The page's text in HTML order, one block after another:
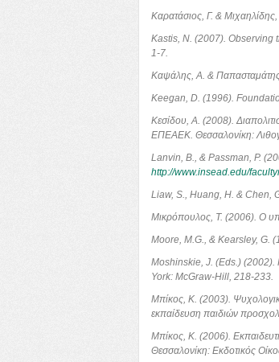
Καρατάσιος, Γ. &
Kastis, N. (2007). Observing
1-7.
Καψάλης, Α. & Παπασταμάτης,
Keegan, D. (1996).
Κεσίδου, Α. (2008).
ΕΠΕΑΕΚ. Θεσσαλονίκη:
Lanvin, B., & Passman, P.
http://www.insead.edu/
Liaw, S., Huang, H. & Chen,
Μικρόπουλος, Τ. (2006). Ο
Moore, M.G., & Kearsley, G.
Moshinskie, J. (Eds.)
York: McGraw-Hill, 218-233.
Μπίκος, Κ. (2003).
εκπαίδευση παιδιών
Μπίκος, Κ. (2006).
Θεσσαλονίκη: Εκδοτικός